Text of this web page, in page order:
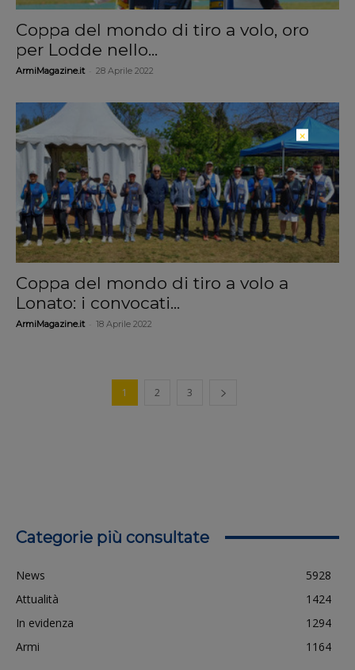
Coppa del mondo di tiro a volo, oro
per Lodde nello...
ArmiMagazine.it 28 Aprile 2022
Coppa del mondo di tiro a volo a
Lonato: i convocati...
ArmiMagazine.it 18 Aprile 2022
1 2 3
Categorie più consultate
News
5928
Attualità
1424
In evidenza
1294
Armi
1164
×